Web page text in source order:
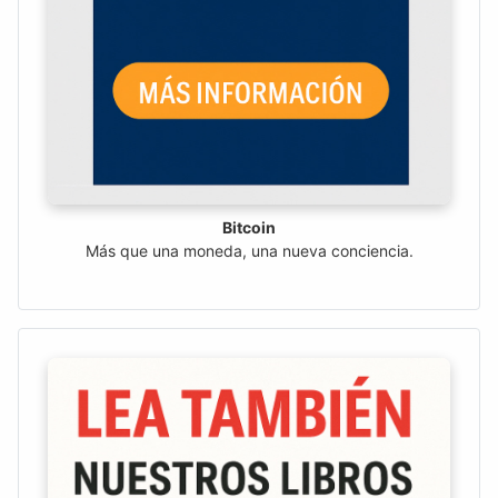
Bitcoin
Más que una moneda, una nueva conciencia.